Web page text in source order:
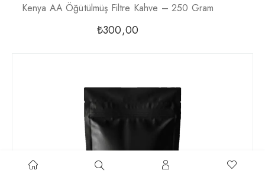
Kenya AA Öğütülmüş Filtre Kahve – 250 Gram
₺300,00